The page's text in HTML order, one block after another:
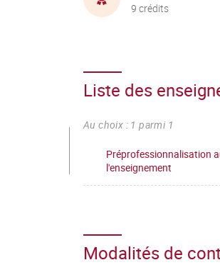
9 crédits
Liste des
Au choix : 1 parmi 1
Préprofessionnalisation
l'enseignement
Modalités de